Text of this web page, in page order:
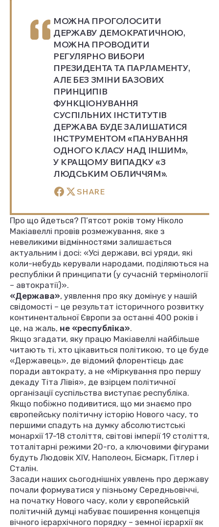
МОЖНА ПРОГОЛОСИТИ
ДЕРЖАВУ ДЕМОКРАТИЧНОЮ,
МОЖНА ПРОВОДИТИ
РЕГУЛЯРНО ВИБОРИ
ПРЕЗИДЕНТА ТА ПАРЛАМЕНТУ,
АЛЕ БЕЗ ЗМІНИ БАЗОВИХ
ПРИНЦИПІВ
ФУНКЦІОНУВАННЯ
СУСПІЛЬНИХ ІНСТИТУТІВ
ДЕРЖАВА БУДЕ ЗАЛИШАТИСЯ
ІНСТРУМЕНТОМ «ПАНУВАННЯ
ОДНОГО КЛАСУ НАД ІНШИМ»,
У КРАЩОМУ ВИПАДКУ «З
ЛЮДСЬКИМ ОБЛИЧЧЯМ».
SHARE
Про що йдеться? П’ятсот років тому Ніколо
Макіавеллі провів розмежування, яке з
невеликими відмінностями залишається
актуальним і досі: «Усі держави, всі уряди, які
коли-небудь керували народами, поділяються на
республіки й принципати (у сучасній термінології
– автократії)».
«Держава», уявлення про яку домінує у нашій
свідомості – це результат історичного розвитку
континентальної Європи за останні 400 років і
це, на жаль, не «республіка».
Якщо згадати, яку працю Макіавеллі найбільше
читають ті, хто цікавиться політикою, то це буде
«Державець», де відомий флорентієць дає
поради автократу, а не «Міркування про першу
декаду Тіта Лівія», де взірцем політичної
організації суспільства виступає республіка.
Якщо побіжно подивитися, що ми знаємо про
європейську політичну історію Нового часу, то
першими спадуть на думку абсолютистські
монархії 17-18 століття, світові імперії 19 століття,
тоталітарні режими 20-го, а ключовими фігурами
будуть Людовік XIV, Наполеон, Бісмарк, Гітлер і
Сталін.
Засади наших сьогоднішніх уявлень про державу
почали формуватися у пізньому Середньовіччі,
на початку Нового часу, коли у європейській
політичній думці набуває поширення концепція
вічного ієрархічного порядку – земної ієрархії як